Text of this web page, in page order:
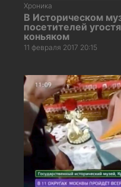
Хроника
В Историческом
посетителей
коньяком
11 февраля 2017 20:15